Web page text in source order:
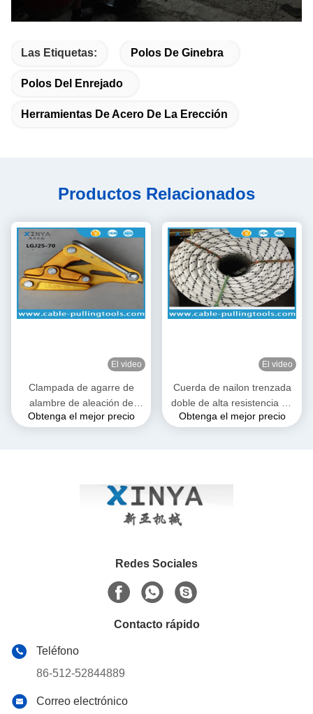
Las Etiquetas: Polos De Ginebra
Polos Del Enrejado
Herramientas De Acero De La Erección
Productos Relacionados
El video
Clampada de agarre de
alambre de aleación de
aluminio de 30KN para
Obtenga el mejor precio
El video
Cuerda de nailon trenzada
doble de alta resistencia de
20 mm con resistencia a la
Obtenga el mejor precio
Redes Sociales
Contacto rápido
Teléfono
86-512-52844889
Correo electrónico